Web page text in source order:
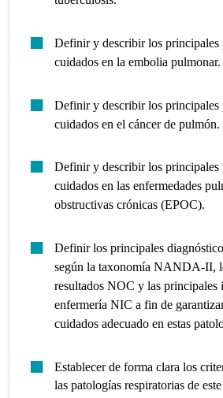
Definir y describir los principales
cuidados en la embolia pulmonar.
Definir y describir los principales
cuidados en el cáncer de pulmón.
Definir y describir los principales
cuidados en las enfermedades
obstructivas crónicas (EPOC).
Definir los principales
según la taxonomía NANDA-II,
resultados NOC y las principales
enfermería NIC a fin de
cuidados adecuado en estas
Establecer de forma clara los
las patologías respiratorias de